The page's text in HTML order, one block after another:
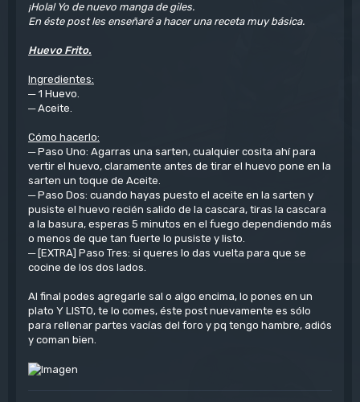
¡Hola! Yo de nuevo manga de giles.
En éste post les enseñaré a hacer una receta muy básica.
Huevo Frito.
Ingredientes:
─ 1 Huevo.
─ Aceite.
Cómo hacerlo:
─ Paso Uno: Agarras una sarten, cualquier cosita ahí para
vertir el huevo, claramente antes de tirar el huevo pone en la
sarten un toque de Aceite.
─ Paso Dos: cuando hayas puesto el aceite en la sarten y
pusiste el huevo recién salido de la cascara, tiras la cascara
a la basura, esperas 5 minutos en el fuego dependiendo más
o menos de que tan fuerte lo pusiste y listo.
─ [EXTRA] Paso Tres: si queres lo das vuelta para que se
cocine de los dos lados.
Al final podes agregarle sal o algo encima, lo pones en un
plato Y LISTO, te lo comes, éste post nuevamente es sólo
para rellenar partes vacías del foro y pq tengo hambre, adiós
y coman bien.